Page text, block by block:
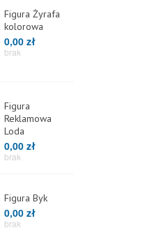
Figura Żyrafa
kolorowa
0,00 zł
brak
Figura
Reklamowa
Loda
0,00 zł
brak
Figura Byk
0,00 zł
brak